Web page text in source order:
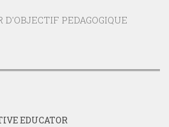
D'OBJECTIF PEDAGOGIQUE
EDUCATOR